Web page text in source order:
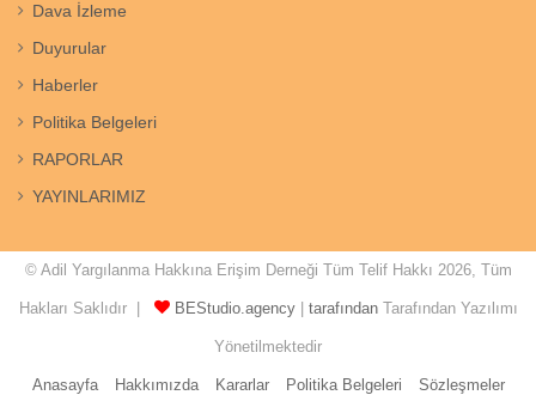
Dava İzleme
Duyurular
Haberler
Politika Belgeleri
RAPORLAR
YAYINLARIMIZ
© Adil Yargılanma Hakkına Erişim Derneği Tüm Telif Hakkı 2026, Tüm
Hakları Saklıdır | BEStudio.agency| tarafındanTarafından Yazılımı
Yönetilmektedir
Anasayfa Hakkımızda Kararlar Politika Belgeleri Sözleşmeler